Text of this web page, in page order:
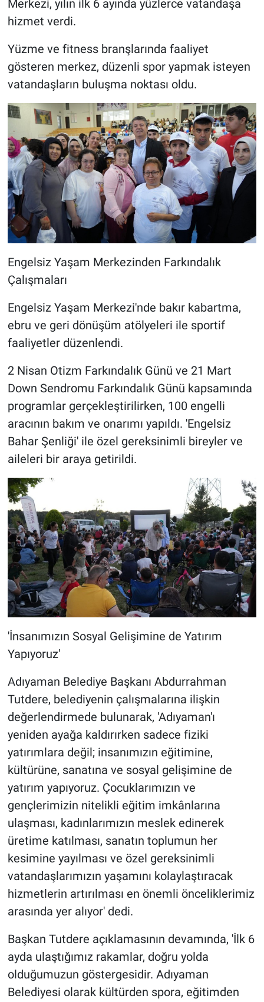
Merkezi, yılın ilk 6 ayında yüzlerce vatandaşa
hizmet verdi.
Yüzme ve fitness branşlarında faaliyet
gösteren merkez, düzenli spor yapmak isteyen
vatandaşların buluşma noktası oldu.
Engelsiz Yaşam Merkezinden Farkındalık
Çalışmaları
Engelsiz Yaşam Merkezi'nde bakır kabartma,
ebru ve geri dönüşüm atölyeleri ile sportif
faaliyetler düzenlendi.
2 Nisan Otizm Farkındalık Günü ve 21 Mart
Down Sendromu Farkındalık Günü kapsamında
programlar gerçekleştirilirken, 100 engelli
aracının bakım ve onarımı yapıldı. 'Engelsiz
Bahar Şenliği' ile özel gereksinimli bireyler ve
aileleri bir araya getirildi.
'İnsanımızın Sosyal Gelişimine de Yatırım
Yapıyoruz'
Adıyaman Belediye Başkanı Abdurrahman
Tutdere, belediyenin çalışmalarına ilişkin
değerlendirmede bulunarak, 'Adıyaman'ı
yeniden ayağa kaldırırken sadece fiziki
yatırımlara değil; insanımızın eğitimine,
kültürüne, sanatına ve sosyal gelişimine de
yatırım yapıyoruz. Çocuklarımızın ve
gençlerimizin nitelikli eğitim imkânlarına
ulaşması, kadınlarımızın meslek edinerek
üretime katılması, sanatın toplumun her
kesimine yayılması ve özel gereksinimli
vatandaşlarımızın yaşamını kolaylaştıracak
hizmetlerin artırılması en önemli önceliklerimiz
arasında yer alıyor' dedi.
Başkan Tutdere açıklamasının devamında, 'İlk 6
ayda ulaştığımız rakamlar, doğru yolda
olduğumuzun göstergesidir. Adıyaman
Belediyesi olarak kültürden spora, eğitimden